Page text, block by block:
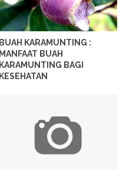
BUAH KARAMUNTING :
MANFAAT BUAH
KARAMUNTING BAGI
KESEHATAN